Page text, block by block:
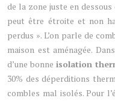
de la zone juste en
peut être étroite et non
perdus ». L’on parle de
maison est aménagée.
d’une bonne isolation
30% des déperditions
combles mal isolés. Pour